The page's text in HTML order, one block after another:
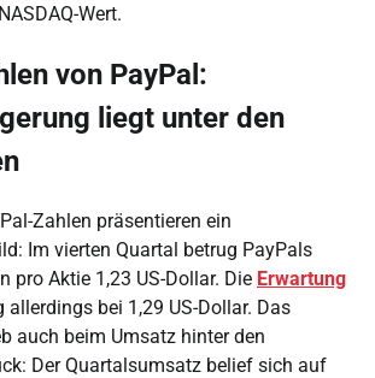
Wert.
von PayPal:
liegt unter den
Zahlen präsentieren ein
Im vierten Quartal betrug PayPals
pro Aktie 1,23 US-Dollar. Die Erwartung
allerdings bei 1,29 US-Dollar. Das
auch beim Umsatz hinter den
Der Quartalsumsatz belief sich auf